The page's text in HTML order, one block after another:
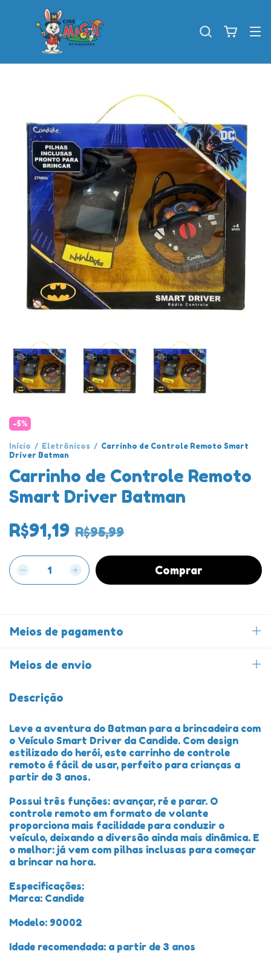
-5%
Início / Eletrônicos / Carrinho de Controle Remoto Smart
Driver Batman
Carrinho de Controle Remoto
Smart Driver Batman
R$91,19 R$95,99
Meios de pagamento
Meios de envio
Descrição
Leve a aventura do Batman para a brincadeira com
o Veículo Smart Driver da Candide. Com design
estilizado do herói, este carrinho de controle
remoto é fácil de usar, perfeito para crianças a
partir de 3 anos.
Possui três funções: avançar, ré e parar. O
controle remoto em formato de volante
proporciona mais facilidade para conduzir o
veículo, deixando a diversão ainda mais dinâmica. E
o melhor: já vem com pilhas inclusas para começar
a brincar na hora.
Especificações:
Marca: Candide
Modelo: 90002
Idade recomendada: a partir de 3 anos